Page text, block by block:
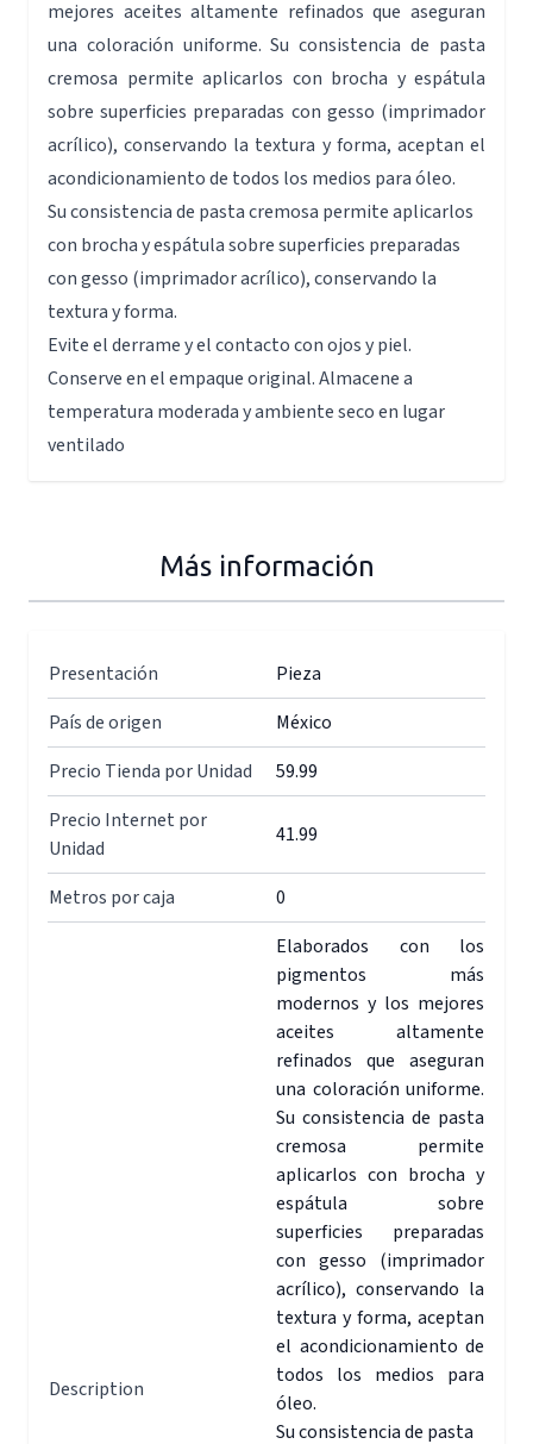
mejores aceites altamente refinados que aseguran
una coloración uniforme. Su consistencia de pasta
cremosa permite aplicarlos con brocha y espátula
sobre superficies preparadas con gesso (imprimador
acrílico), conservando la textura y forma, aceptan el
acondicionamiento de todos los medios para óleo.
Su consistencia de pasta cremosa permite aplicarlos
con brocha y espátula sobre superficies preparadas
con gesso (imprimador acrílico), conservando la
textura y forma.
Evite el derrame y el contacto con ojos y piel.
Conserve en el empaque original. Almacene a
temperatura moderada y ambiente seco en lugar
ventilado
Más información
Presentación
Pieza
País de origen
México
Precio Tienda por Unidad
59.99
Precio Internet por
Unidad
41.99
Metros por caja 0
Description
Elaborados con los
pigmentos más
modernos y los mejores
aceites altamente
refinados que aseguran
una coloración uniforme.
Su consistencia de pasta
cremosa permite
aplicarlos con brocha y
espátula sobre
superficies preparadas
con gesso (imprimador
acrílico), conservando la
textura y forma, aceptan
el acondicionamiento de
todos los medios para
óleo.
Su consistencia de pasta